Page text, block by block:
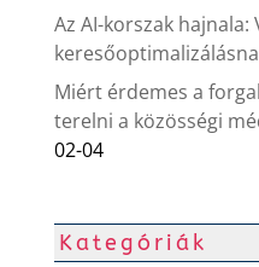
Az AI-korszak hajnala:
Miért érdemes a
terelni a közösségi
02-04
Kategóriák